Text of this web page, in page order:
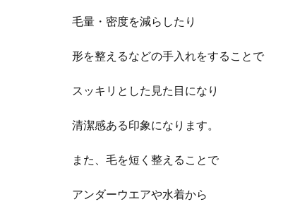
毛量・密度を減らしたり
形を整えるなどの手入れをすることで
スッキリとした見た目になり
清潔感ある印象になります。
また、毛を短く整えることで
アンダーウエアや水着から